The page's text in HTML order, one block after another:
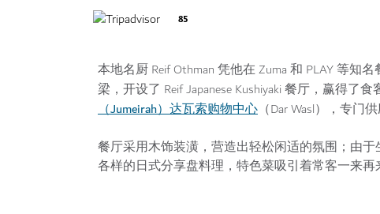
85
本地名厨 Reif Othman 凭他在 Zuma 和 PLAY 等
梁，开设了 Reif Japanese Kushiyaki 餐厅，赢得了
（Jumeirah）达瓦索购物中心 （Dar Wasl），专门
餐厅采用木饰装潢，营造出轻松闲适的氛围；由
各样的日式分享盘料理，特色菜吸引着常客一来再